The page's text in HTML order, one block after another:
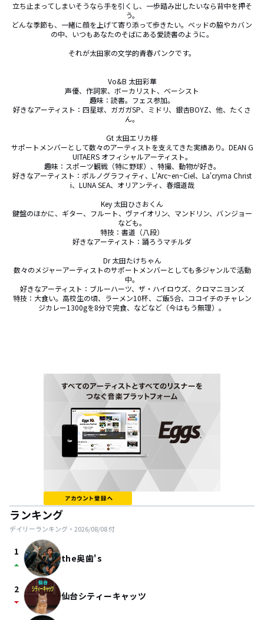
立ち止まってしまいそうなら手を引くし、一歩踏み出したいなら背中を押そ
う。
どんな季節も、一緒に顔を上げて寄り添って歩きたい。ベッドの脇やカバン
の中、いつもあなたのそばにある愛読書のように。
それが太田家の文学的青春パンクです。
Vo&B 太田彩華
声優、作詞家、ボーカリスト、ベーシスト
趣味：読書。フェス参加。
好きなアーティスト：四星球、ガガガSP、ミドリ、銀杏BOYZ、他、たくさ
ん。
Gt 太田エリカ様
サポートメンバーとして数々のアーティストを支えてきた実績あり。DEAN G
UITAERS オフィシャルアーティスト。
趣味：スポーツ観戦（特に野球）、特撮、動物が好き。
好きなアーティスト：ポルノグラフィティ、L'Arc~en~Ciel、La'cryma Christ
i、LUNA SEA、オリアンティ、春畑道哉
Key 太田ひさおくん
鍵盤のほかに、ギター、フルート、ヴァイオリン、マンドリン、バンジョー
なども。
特技：書道（八段）
好きなアーティスト：踊ろうマチルダ
Dr 太田たけちゃん
数々のメジャーアーティストのサポートメンバーとしても多ジャンルで活動
中。
好きなアーティスト：ブルーハーツ、ザ・ハイロウズ、クロマニヨンズ
特技：大食い。高校生の頃、ラーメン10杯、ご飯5合、ココイチのチャレン
ジカレー1300gを8分で完食、などなど（今はもう無理）。
ランキング
デイリーランキング・ 2026/08/08付
1
arrow_drop_up the奥歯's
2
arrow_drop_down 仙台シティーキャッツ